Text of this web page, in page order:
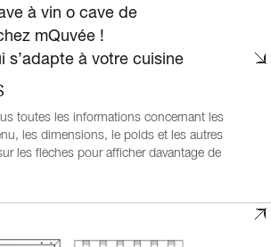
à vin o cave de
mQuvée !
s’adapte à votre cuisine
toutes les informations concernant les
les dimensions, le poids et les autres
les flèches pour afficher davantage de